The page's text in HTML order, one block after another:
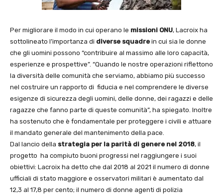
Per migliorare il modo in cui operano le missioni ONU, Lacroix ha
sottolineato l’importanza di diverse squadre in cui sia le donne
che gli uomini possono “contribuire al massimo alle loro capacità,
esperienze e prospettive”. “Quando le nostre operazioni riflettono
la diversità delle comunità che serviamo, abbiamo più successo
nel costruire un rapporto di fiducia e nel comprendere le diverse
esigenze di sicurezza degli uomini, delle donne, dei ragazzi e delle
ragazze che fanno parte di queste comunità”, ha spiegato. Inoltre
ha sostenuto che è fondamentale per proteggere i civili e attuare
il mandato generale del mantenimento della pace.
Dal lancio della strategia per la parità di genere nel 2018, il
progetto ha compiuto buoni progressi nel raggiungere i suoi
obiettivi: Lacroix ha detto che dal 2018 al 2021 il numero di donne
ufficiali di stato maggiore e osservatori militari è aumentato dal
12,3 al 17,8 per cento; il numero di donne agenti di polizia